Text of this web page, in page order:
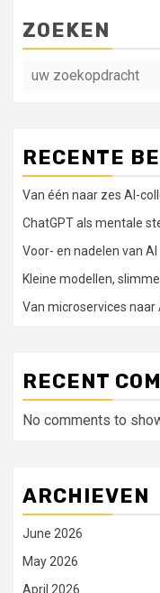
ZOEKEN
RECENTE
Van één naar zes AI-
ChatGPT als mentale
Voor- en nadelen van AI
Kleine modellen, slimme
Van microservices naar
RECENT
No comments to
ARCHIEVEN
June 2026
May 2026
April 2026